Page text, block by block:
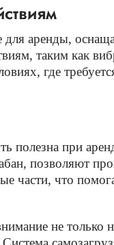
для аренды,
таким как
где
полезна при
позволяют
части, что
не